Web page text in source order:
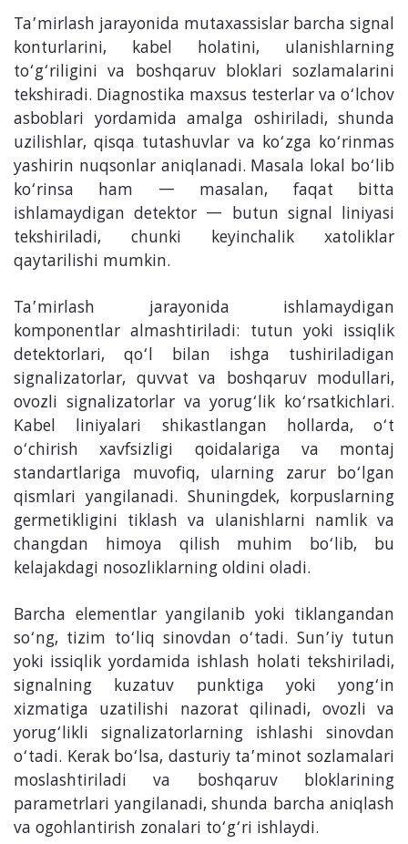
Ta’mirlash jarayonida mutaxassislar barcha signal
konturlarini, kabel holatini, ulanishlarning
to‘g‘riligini va boshqaruv bloklari sozlamalarini
tekshiradi. Diagnostika maxsus testerlar va o‘lchov
asboblari yordamida amalga oshiriladi, shunda
uzilishlar, qisqa tutashuvlar va ko‘zga ko‘rinmas
yashirin nuqsonlar aniqlanadi. Masala lokal bo‘lib
ko‘rinsa ham — masalan, faqat bitta
ishlamaydigan detektor — butun signal liniyasi
tekshiriladi, chunki keyinchalik xatoliklar
qaytarilishi mumkin.
Ta’mirlash jarayonida ishlamaydigan
komponentlar almashtiriladi: tutun yoki issiqlik
detektorlari, qo‘l bilan ishga tushiriladigan
signalizatorlar, quvvat va boshqaruv modullari,
ovozli signalizatorlar va yorug‘lik ko‘rsatkichlari.
Kabel liniyalari shikastlangan hollarda, o‘t
o‘chirish xavfsizligi qoidalariga va montaj
standartlariga muvofiq, ularning zarur bo‘lgan
qismlari yangilanadi. Shuningdek, korpuslarning
germetikligini tiklash va ulanishlarni namlik va
changdan himoya qilish muhim bo‘lib, bu
kelajakdagi nosozliklarning oldini oladi.
Barcha elementlar yangilanib yoki tiklangandan
so‘ng, tizim to‘liq sinovdan o‘tadi. Sun’iy tutun
yoki issiqlik yordamida ishlash holati tekshiriladi,
signalning kuzatuv punktiga yoki yong‘in
xizmatiga uzatilishi nazorat qilinadi, ovozli va
yorug‘likli signalizatorlarning ishlashi sinovdan
o‘tadi. Kerak bo‘lsa, dasturiy ta’minot sozlamalari
moslashtiriladi va boshqaruv bloklarining
parametrlari yangilanadi, shunda barcha aniqlash
va ogohlantirish zonalari to‘g‘ri ishlaydi.